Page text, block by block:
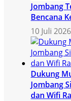
Jombang
Bencana
10 Juli 2026
Dukung
Jombang
dan Wifi